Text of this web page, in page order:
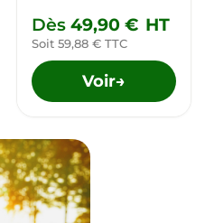
Dès 49,90 € HT
Soit 59,88 € TTC
Voir→